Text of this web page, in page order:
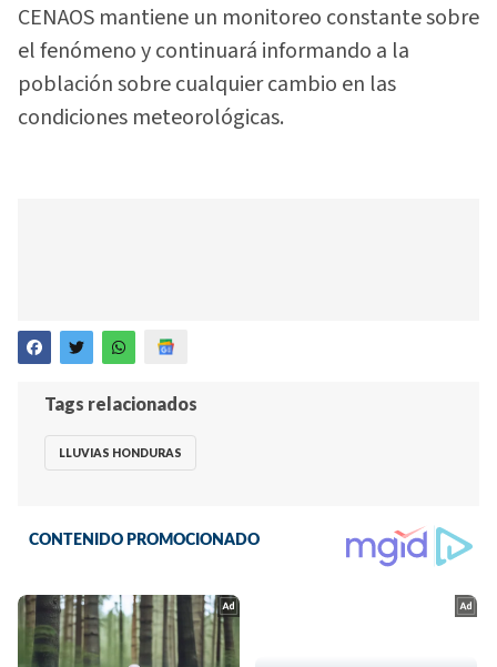
CENAOS mantiene un monitoreo constante sobre
el fenómeno y continuará informando a la
población sobre cualquier cambio en las
condiciones meteorológicas.
Tags relacionados
LLUVIAS HONDURAS